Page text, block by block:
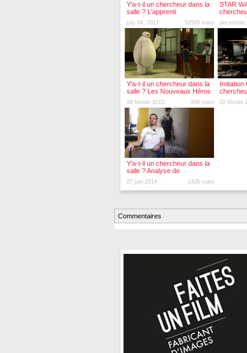
Y'a-t-il un chercheur dans la
salle ? L'apprenti
july 04, 2017 52565 vues
STAR
december
Y'a-t-il un chercheur dans la
salle ? Les Nouveaux Héros
18 février 2015 906 vues
Imitation
02 février
Y'a-t-il un chercheur dans la
salle ? Analyse de
Transcendance
27 juin 2014 1429 vues
Commentaires